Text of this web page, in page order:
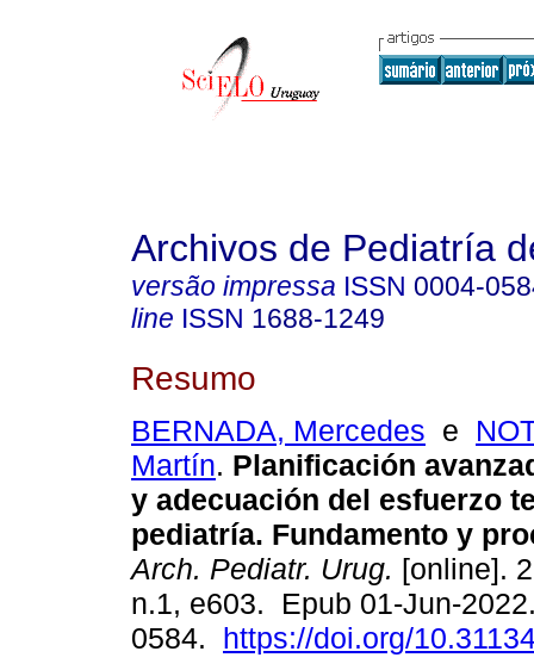
Archivos de Pediatría
versão impressa ISSN 0004-
line ISSN 1688-1249
Resumo
BERNADA, Mercedes e
Martín. Planificación
y adecuación del esfuerzo
pediatría. Fundamento y
Arch. Pediatr. Urug. [online].
n.1, e603. Epub 01-Jun-
0584. https://doi.org/